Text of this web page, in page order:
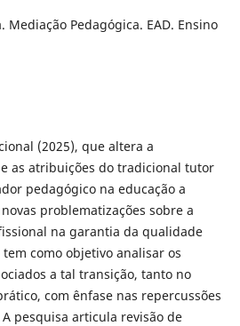
Mediação Pedagógica. EAD. Ensino
(2025), que altera a
as atribuições do tradicional tutor
pedagógico na educação a
problematizações sobre a
na garantia da qualidade
como objetivo analisar os
a tal transição, tanto no
com ênfase nas repercussões
pesquisa articula revisão de